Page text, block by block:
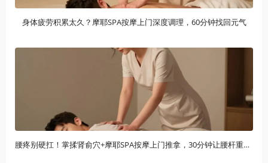
身体疲劳积累太久？摩耶SPA按摩上门深度调理，60分钟找回元气
腰疼别硬扛！掌揉肾俞穴+摩耶SPA按摩上门推拿，30分钟让腰杆重获新生